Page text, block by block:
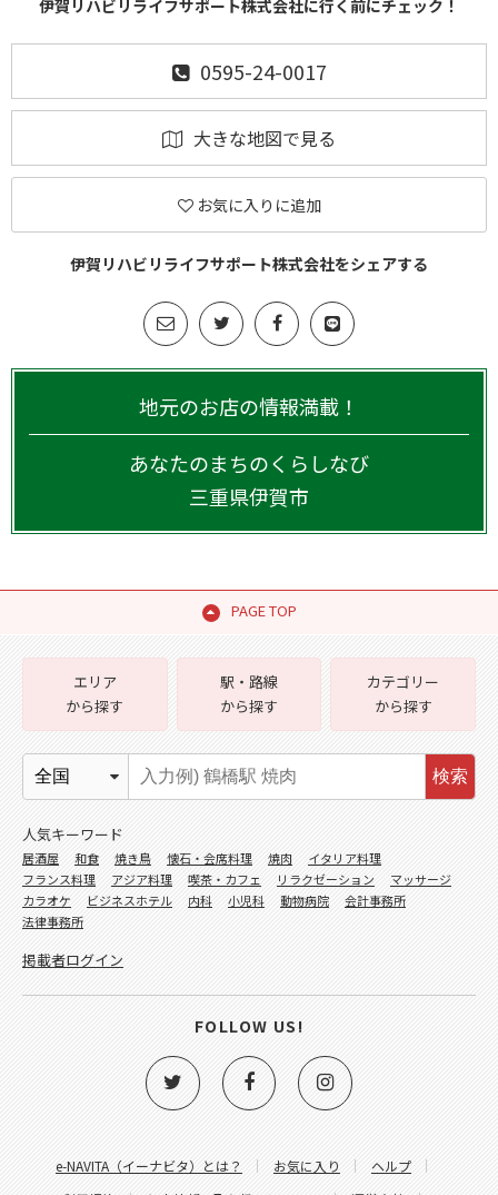
伊賀リハビリライフサポート株式会社に行く前にチェック！
0595-24-0017
大きな地図で見る
お気に入りに追加
伊賀リハビリライフサポート株式会社をシェアする
地元のお店の情報満載！
あなたのまちのくらしなび
三重県伊賀市
PAGE TOP
e-NAVITA（イーナビタ）とは？ お気に入り
ヘルプ
エリア
から探す
駅・路線
から探す
カテゴリー
から探す
検索
人気キーワード
居酒屋 和食 焼き鳥 懐石・会席料理 焼肉
イタリア料理
フランス料理
アジア料理 喫茶・カフェ リラクゼーション
マッサージ
カラオケ
ビジネスホテル 内科 小児科 動物病院
会計事務所
法律事務所
掲載者ログイン
FOLLOW US!